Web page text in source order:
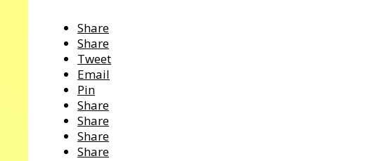
Share
Share
Tweet
Email
Pin
Share
Share
Share
Share